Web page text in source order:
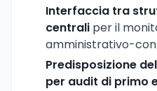
Interfaccia tra
centrali per il
amministrativo-
Predisposizione
per audit di primo